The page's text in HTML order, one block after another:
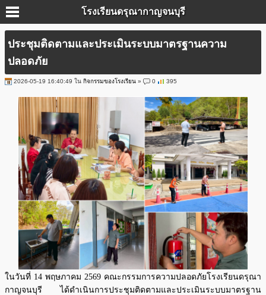
โรงเรียนดรุณากาญจนบุรี
ประชุมติดตามและประเมินระบบมาตรฐานความ
ปลอดภัย
2026-05-19 16:40:49 ใน กิจกรรมของโรงเรียน » 0 395
ในวันที่ 14 พฤษภาคม 2569 คณะกรรมการความปลอดภัยโรงเรียนดรุณา
กาญจนบุรี ได้ดำเนินการประชุมติดตามและประเมินระบบมาตรฐาน